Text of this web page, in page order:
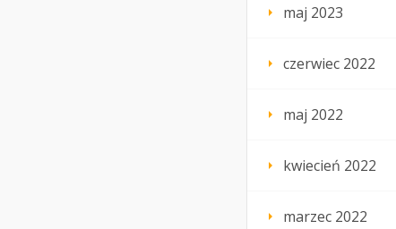
maj 2023
czerwiec 2022
maj 2022
kwiecień 2022
marzec 2022